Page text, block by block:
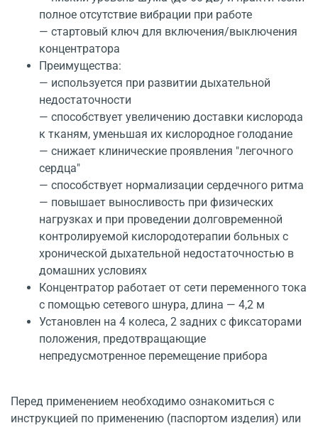
полное отсутствие вибрации при работе
— стартовый ключ для включения/выключения
концентратора
Преимущества:
— используется при развитии дыхательной
недостаточности
— способствует увеличению доставки кислорода
к тканям, уменьшая их кислородное голодание
— снижает клинические проявления "легочного
сердца"
— способствует нормализации сердечного ритма
— повышает выносливость при физических
нагрузках и при проведении долговременной
контролируемой кислородотерапии больных с
хронической дыхательной недостаточностью в
домашних условиях
Концентратор работает от сети переменного тока
с помощью сетевого шнура, длина — 4,2 м
Установлен на 4 колеса, 2 задних с фиксаторами
положения, предотвращающие
непредусмотренное перемещение прибора
Перед применением необходимо ознакомиться с
инструкцией по применению (паспортом изделия) или